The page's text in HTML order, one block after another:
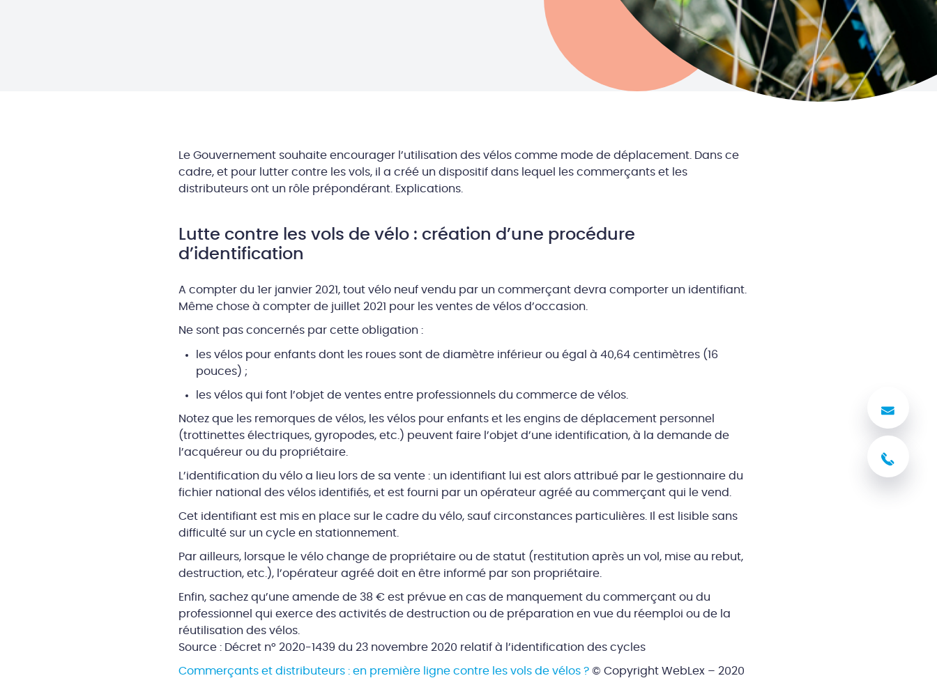
Le Gouvernement souhaite encourager l’utilisation des vélos comme mode de déplacement. Dans ce
cadre, et pour lutter contre les vols, il a créé un dispositif dans lequel les commerçants et les
distributeurs ont un rôle prépondérant. Explications.
Lutte contre les vols de vélo : création d’une procédure
d’identification
A compter du 1er janvier 2021, tout vélo neuf vendu par un commerçant devra comporter un identifiant.
Même chose à compter de juillet 2021 pour les ventes de vélos d’occasion.
Ne sont pas concernés par cette obligation :
les vélos pour enfants dont les roues sont de diamètre inférieur ou égal à 40,64 centimètres (16
pouces) ;
les vélos qui font l’objet de ventes entre professionnels du commerce de vélos.
Notez que les remorques de vélos, les vélos pour enfants et les engins de déplacement personnel
(trottinettes électriques, gyropodes, etc.) peuvent faire l’objet d’une identification, à la demande de
l’acquéreur ou du propriétaire.
L’identification du vélo a lieu lors de sa vente : un identifiant lui est alors attribué par le gestionnaire du
fichier national des vélos identifiés, et est fourni par un opérateur agréé au commerçant qui le vend.
Cet identifiant est mis en place sur le cadre du vélo, sauf circonstances particulières. Il est lisible sans
difficulté sur un cycle en stationnement.
Par ailleurs, lorsque le vélo change de propriétaire ou de statut (restitution après un vol, mise au rebut,
destruction, etc.), l’opérateur agréé doit en être informé par son propriétaire.
Enfin, sachez qu’une amende de 38 € est prévue en cas de manquement du commerçant ou du
professionnel qui exerce des activités de destruction ou de préparation en vue du réemploi ou de la
réutilisation des vélos.
Source : Décret n° 2020-1439 du 23 novembre 2020 relatif à l’identification des cycles
Commerçants et distributeurs : en première ligne contre les vols de vélos ?© Copyright WebLex – 2020